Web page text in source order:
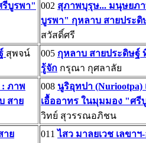
รีบูรพา" 002 สุภาพบุรุษ... มนุษยภ
บูรพา" กุหลาบ สายประดิ
สวัสดิ์ศรี
สุพจน์
005 กุหลาบ สายประดิษฐ์
รู้จัก กรุณา กุศลาลัย
ภาพ
สาย
008 นูริอุทปา (Nuriootpa)
เอื้ออาทร ในมุมมอง "ศรี
วิทย์ สุวรรณอภิชน
าย
011ไสว มาลยเวช เลขา